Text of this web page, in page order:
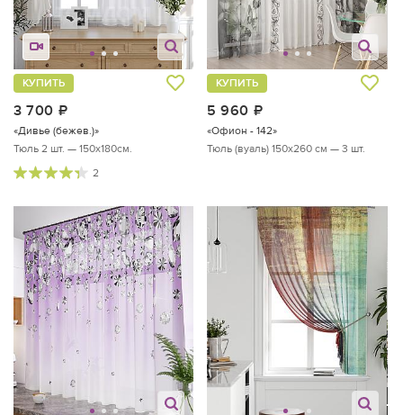
3 700
КУПИТЬ
«Дивье (бежев.)»
Тюль 2 шт. — 150х180см.
2
5 960
КУПИТЬ
«Офион - 142»
Тюль (вуаль) 150х260 см — 3 шт.